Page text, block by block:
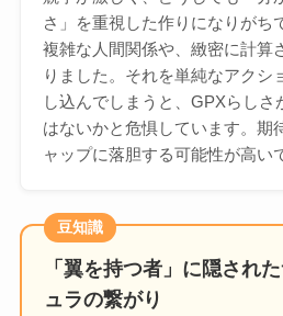
さ」を重視した作りになりがち
複雑な人間関係や、緻密に計算
りました。それを単純なアクシ
し込んでしまうと、GPXらし
はないかと危惧しています。期
ャップに落胆する可能性が高い
豆知識
「翼を持つ者」に隠され
ュラの繋がり